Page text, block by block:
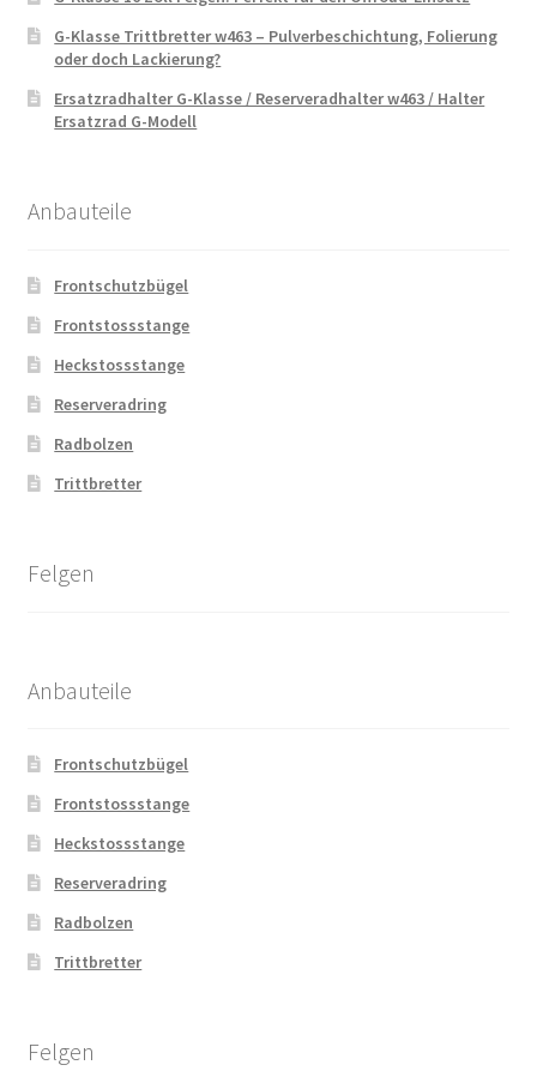
G-Klasse Trittbretter w463 – Pulverbeschichtung, Folierung
oder doch Lackierung?
Ersatzradhalter G-Klasse / Reserveradhalter w463 / Halter
Ersatzrad G-Modell
Anbauteile
Frontschutzbügel
Frontstossstange
Heckstossstange
Reserveradring
Radbolzen
Trittbretter
Felgen
Anbauteile
Frontschutzbügel
Frontstossstange
Heckstossstange
Reserveradring
Radbolzen
Trittbretter
Felgen